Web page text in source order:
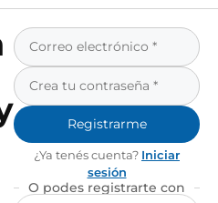
Registrarme
¿Ya tenés cuenta? Iniciar
sesión
O podes registrarte con